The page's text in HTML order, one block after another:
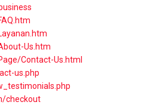
Us.htm
Contact-Us.html
us.php
checkout